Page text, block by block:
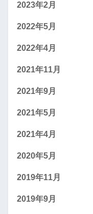
2023年2月
2022年5月
2022年4月
2021年11月
2021年9月
2021年5月
2021年4月
2020年5月
2019年11月
2019年9月